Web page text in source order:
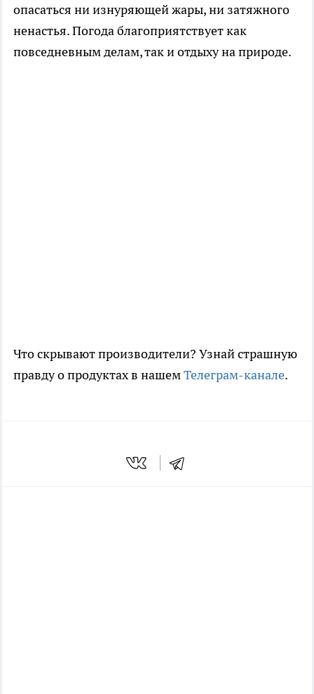
опасаться ни изнуряющей жары, ни затяжного
ненастья. Погода благоприятствует как
повседневным делам, так и отдыху на природе.
Что скрывают производители? Узнай страшную
правду о продуктах в нашемТелеграм-канале.